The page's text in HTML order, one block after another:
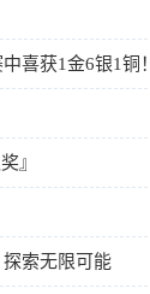
喜获1金6银1铜！
』
索无限可能